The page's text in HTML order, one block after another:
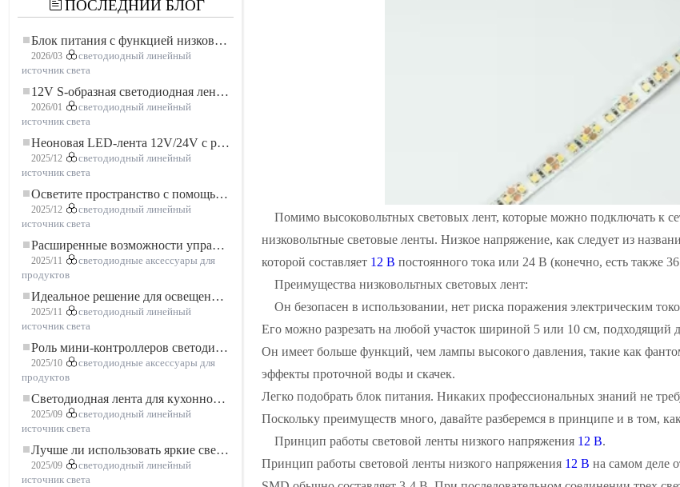
ПОСЛЕДНИЙ БЛОГ
Блок питания с функцией низковольтного плавного пуска для LED освещения
2026/03
светодиодный линейный
источник света
12V S-образная светодиодная лента: гибкое и эффективное решение для современного освещения
2026/01
светодиодный линейный
источник света
Неоновая LED-лента 12V/24V с резкой по 3 светодиода: современное неоновое освещение для любого пространства
2025/12
светодиодный линейный
источник света
Осветите пространство с помощью гибкой низковольтной неоновой LED-ленты
2025/12
светодиодный линейный
источник света
Расширенные возможности управления освещением: основные преимущества контроллера RGBW 5–24 В
2025/11
светодиодные аксессуары для
продуктов
Идеальное решение для освещения: гибкая светодиодная лента COB высокой плотности FOB для современного освещения
2025/11
светодиодный линейный
источник света
Роль мини-контроллеров светодиодов в проектах светодиодных лент
2025/10
светодиодные аксессуары для
продуктов
Светодиодная лента для кухонного шкафа: сенсорная светодиодная лента COB, которая меняет представление о домашнем и коммерческом освещении
2025/09
светодиодный линейный
источник света
Лучше ли использовать яркие светодиодные лампы?
2025/09
светодиодный линейный
источник света
Помимо высоковольтных световых лент, которые можно подключать к
низковольтные световые ленты. Низкое напряжение, как следует из
которой составляет 12 В постоянного тока или 24 В (конечно, есть также
Преимущества низковольтных световых лент:
Он безопасен в использовании, нет риска поражения электрическим
Его можно разрезать на любой участок шириной 5 или 10 см, подходящий
Он имеет больше функций, чем лампы высокого давления, такие как
эффекты проточной воды и скачек.
Легко подобрать блок питания. Никаких профессиональных знаний не
Поскольку преимуществ много, давайте разберемся в принципе и в том,
Принцип работы световой ленты низкого напряжения 12 В.
Принцип работы световой ленты низкого напряжения 12 В на самом деле